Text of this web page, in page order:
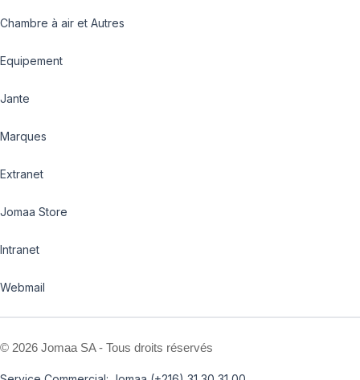
Chambre à air et Autres
Equipement
Jante
Marques
Extranet
Jomaa Store
Intranet
Webmail
© 2026 Jomaa SA - Tous droits réservés